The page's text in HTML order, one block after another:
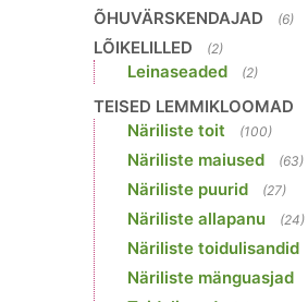
ÕHUVÄRSKENDAJAD (6)
LÕIKELILLED (2)
Leinaseaded (2)
TEISED LEMMIKLOOMAD
Näriliste toit (100)
Näriliste maiused (63)
Näriliste puurid (27)
Näriliste allapanu (24)
Näriliste toidulisandid
Näriliste mänguasjad